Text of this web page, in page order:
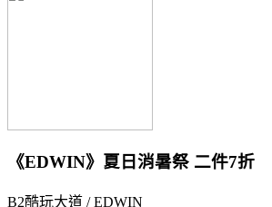
《EDWIN》夏日消暑祭 二件7折
B2酷玩大道 / EDWIN